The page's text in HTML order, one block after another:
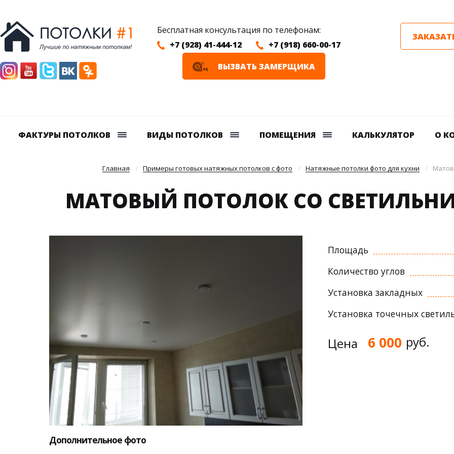
Бесплатная консультация по телефонам:
+7 (928) 41-444-12
+7 (918) 660-00-17
ВЫЗВАТЬ ЗАМЕРЩИКА
ФАКТУРЫ ПОТОЛКОВ ВИДЫ ПОТОЛКОВ ПОМЕЩЕНИЯ КАЛЬКУЛЯТОР О
Главная Примеры готовых натяжных потолков с фото Натяжные потолки фото для кухни
МАТОВЫЙ ПОТОЛОК СО
Дополнительное фото
Площадь
Количество углов
Установка закладных
Установка точечных
Цена 6 000 руб.